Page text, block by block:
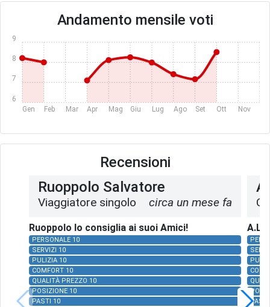
Andamento mensile voti
Gen Feb Mar Apr Mag Giu Lug Ago Set Ott Nov
6
7
8
9
Recensioni
Ruoppolo Salvatore
Viaggiatore singolo circa un mese fa
Ruoppolo lo consiglia ai suoi Amici!
PERSONALE 10
SERVIZI 10
PULIZIA 10
COMFORT 10
QUALITÀ PREZZO 10
POSIZIONE 10
PASTI 10
A.L.